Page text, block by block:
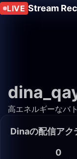
LIVE Stream
高エネルギーなバ
Dinaの配信アク
0